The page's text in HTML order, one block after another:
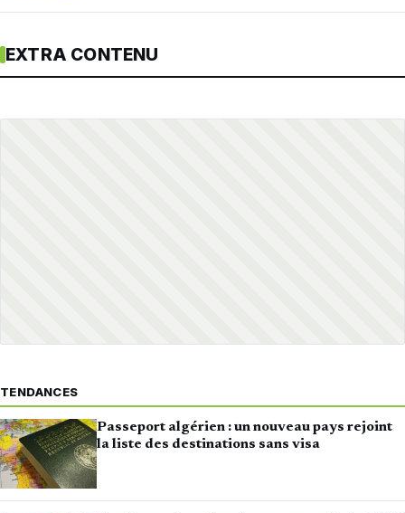
EXTRA CONTENU
TENDANCES
Passeport algérien : un nouveau pays rejoint
la liste des destinations sans visa